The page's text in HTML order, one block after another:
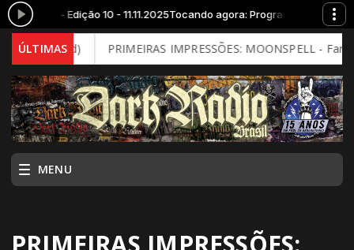
- Edição 10 - 11.11.2025Tocando agora: Programa Dark Symphonies
ÚLTIMAS
Mind) PRIMEIRAS IMPRESSÕES: MOONSPELL - Far From
MENU